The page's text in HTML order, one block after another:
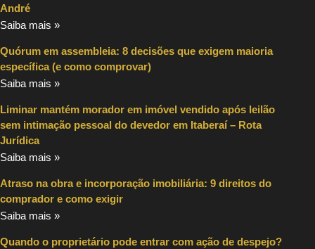
André
Saiba mais »
Quórum em assembleia: 8 decisões que exigem maioria
específica (e como comprovar)
Saiba mais »
Liminar mantém morador em imóvel vendido após leilão
sem intimação pessoal do devedor em Itaberaí – Rota
Jurídica
Saiba mais »
Atraso na obra e incorporação imobiliária: 9 direitos do
comprador e como exigir
Saiba mais »
Quando o proprietário pode entrar com ação de despejo?